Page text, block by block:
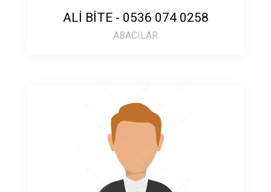
ALİ BİTE - 0536 074 0258
ABACILAR